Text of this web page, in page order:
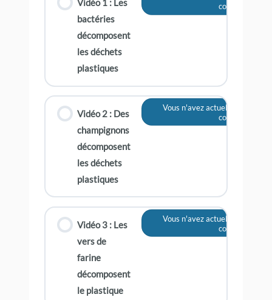
Vidéo 1 : Les
bactéries
décomposent
les déchets
plastiques
contenu
Vidéo 2 : Des
champignons
décomposent
les déchets
plastiques
Vous n'avez actuellement pas
contenu
Vidéo 3 : Les
vers de
farine
décomposent
le plastique
Vous n'avez actuellement pas
contenu